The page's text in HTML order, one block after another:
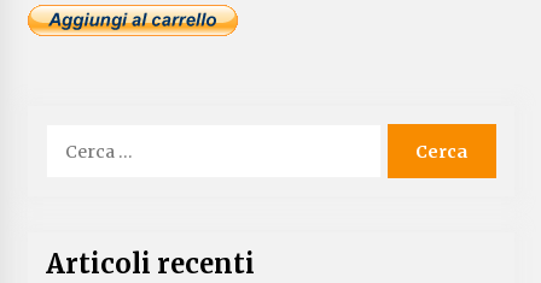
per:
Articoli recenti